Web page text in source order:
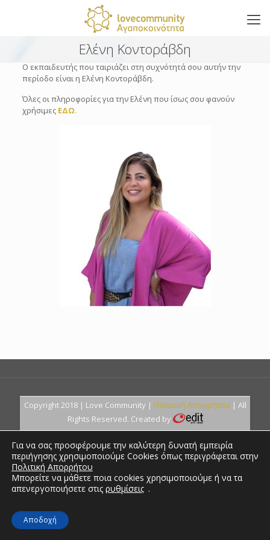
Ελένη Κοντοράβδη
Ο εκπαιδευτής που ταιριάζει στη συχνότητά σου αυτήν την
περίοδο είναι η Ελένη Κοντοράβδη.
Όλες οι πληροφορίες για την Ελένη που ίσως σου φανούν
χρήσιμες ΕΔΩ.
Copyright 2018 | Love Community | Πολιτική Απορρήτου | All
Rights Reserved. Created by
Για να σας προσφέρουμε την καλύτερη δυνατή εμπειρία
περιήγησης χρησιμοποιούμε Cookies όπως περιγράφεται στην
Πολιτική Απορρήτου
Μπορείτε να μάθετε ποια cookies χρησιμοποιούμε ή να τα
απενεργοποιήσετε στις ρυθμίσεις .
Αποδοχή